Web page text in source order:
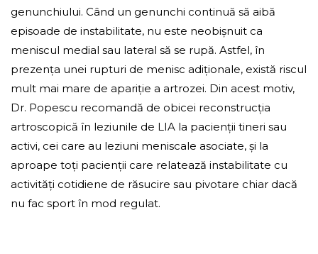
genunchiului. Când un genunchi continuă să aibă
episoade de instabilitate, nu este neobișnuit ca
meniscul medial sau lateral să se rupă. Astfel, în
prezența unei rupturi de menisc adiționale, există riscul
mult mai mare de apariție a artrozei. Din acest motiv,
Dr. Popescu recomandă de obicei reconstrucția
artroscopică în leziunile de LIA la pacienții tineri sau
activi, cei care au leziuni meniscale asociate, și la
aproape toți pacienții care relatează instabilitate cu
activități cotidiene de răsucire sau pivotare chiar dacă
nu fac sport în mod regulat.